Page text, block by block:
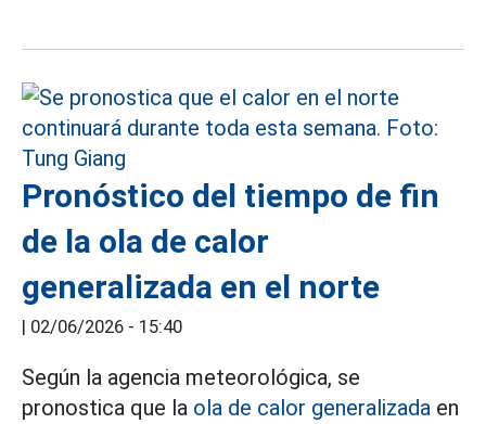
Pronóstico del tiempo de fin
de la ola de calor
generalizada en el norte
| 02/06/2026 - 15:40
Según la agencia meteorológica, se
pronostica que la ola de calor generalizada en